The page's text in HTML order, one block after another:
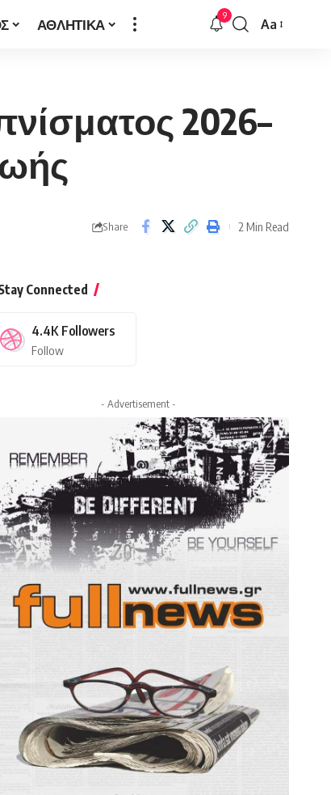
ΑΘΛΗΤΙΚΑ 9
Font
Aa
2026–
Share 2 Min Read
Connected
4.4K Followers
Follow
- Advertisement -